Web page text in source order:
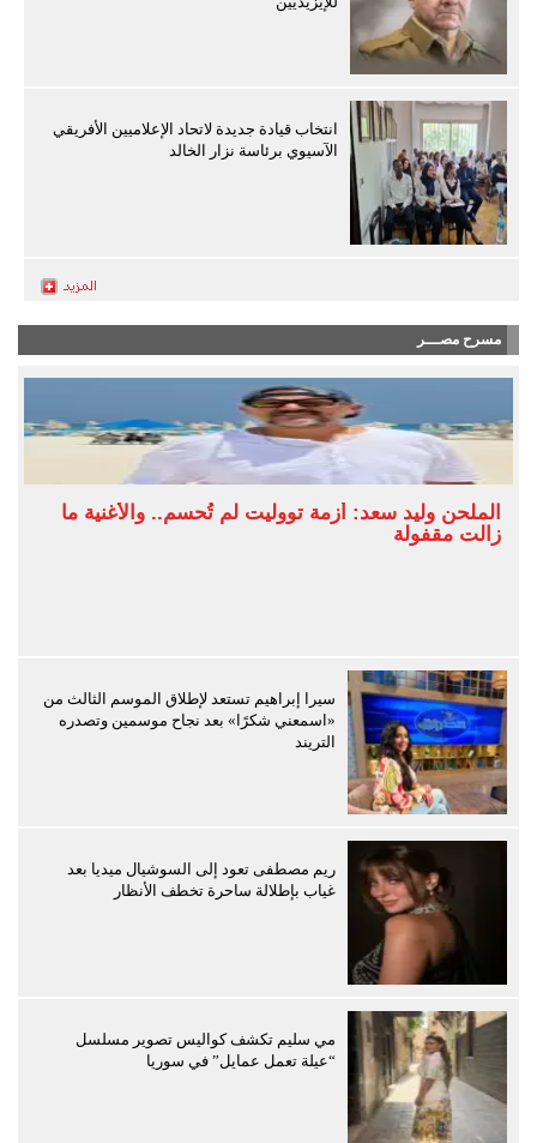
انتخاب قيادة جديدة لاتحاد الإعلاميين الأفريقي
الآسيوي برئاسة نزار الخالد
مسرح مصـــر
الملحن وليد سعد: أزمة تووليت لم تُحسم.. والأغنية ما
زالت مقفولة
سيرا إبراهيم تستعد لإطلاق الموسم الثالث من
«اسمعني شكرًا» بعد نجاح موسمين وتصدره
التريند
ريم مصطفى تعود إلى السوشيال ميديا بعد
غياب بإطلالة ساحرة تخطف الأنظار
مي سليم تكشف كواليس تصوير مسلسل
“عيلة تعمل عمايل” في سوريا